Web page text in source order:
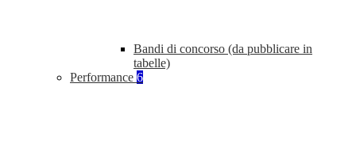
Bandi di concorso (da pubblicare in
tabelle)
Performance 6